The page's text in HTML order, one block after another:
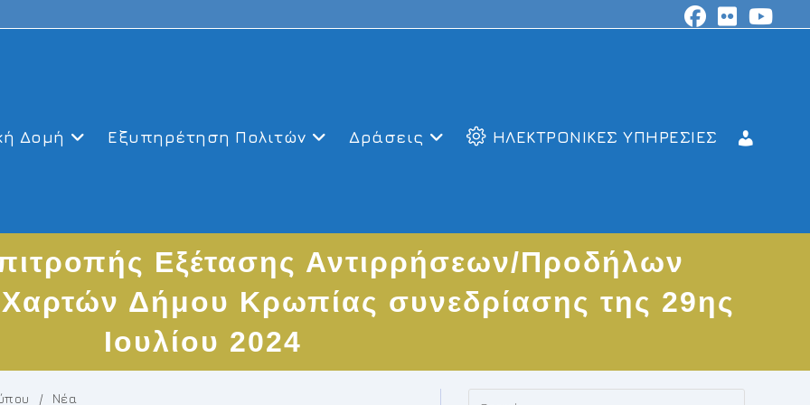
Δομή Εξυπηρέτηση Πολιτών Δράσεις ΗΛΕΚΤΡΟΝΙΚΕΣ ΥΠΗΡΕΣΙΕΣ
Εξέτασης Αντιρρήσεων/Προδήλων
Δήμου Κρωπίας συνεδρίασης της 29ης
Ιουλίου 2024
/ Νέα